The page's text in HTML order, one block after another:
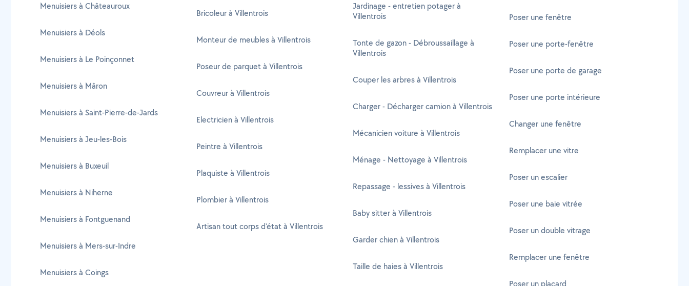
Menuisiers à Châteauroux
Menuisiers à Déols
Menuisiers à Le Poinçonnet
Menuisiers à Mâron
Menuisiers à Saint-Pierre-de-Jards
Menuisiers à Jeu-les-Bois
Menuisiers à Buxeuil
Menuisiers à Niherne
Menuisiers à Fontguenand
Menuisiers à Mers-sur-Indre
Menuisiers à Coings
Bricoleur à Villentrois
Monteur de meubles à Villentrois
Poseur de parquet à Villentrois
Couvreur à Villentrois
Electricien à Villentrois
Peintre à Villentrois
Plaquiste à Villentrois
Plombier à Villentrois
Artisan tout corps d'état à Villentrois
Jardinage - entretien potager à
Villentrois
Tonte de gazon - Débroussaillage à
Villentrois
Couper les arbres à Villentrois
Charger - Décharger camion à Villentrois
Mécanicien voiture à Villentrois
Ménage - Nettoyage à Villentrois
Repassage - lessives à Villentrois
Baby sitter à Villentrois
Garder chien à Villentrois
Taille de haies à Villentrois
Poser une fenêtre
Poser une porte-fenêtre
Poser une porte de garage
Poser une porte intérieure
Changer une fenêtre
Remplacer une vitre
Poser un escalier
Poser une baie vitrée
Poser un double vitrage
Remplacer une fenêtre
Poser un placard